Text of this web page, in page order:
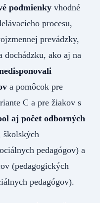
podmienky vhodné
procesu,
prevádzky,
ako aj na
a pomôcok pre
C a pre žiakov s
aj počet odborných
školských
pedagógov) a
(pedagogických
pedagógov).